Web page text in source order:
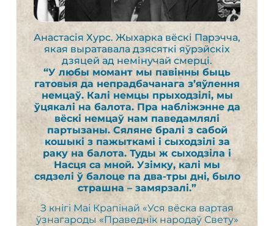
Анастасія Хурс. Жыхарка вёскі Парэчча,
якая выратавала дзясяткі яўрэйскіх
дзяцей ад немінучай смерці.
“У любы момант мы павінны быць
гатовыя да непрадбачанага з’яўлення
немцаў. Калі немцы прыходзілі, мы
ўцякалі на балота. Пра набліжэнне да
вёскі немцаў нам паведамлялі
партызаны. Сяляне бралі з сабой
кошыкі з пажыткамі і сыходзілі за
раку на балота. Туды ж сыходзіла і
Насця са мной. Узімку, калі мы
сядзелі ў балоце па два-тры дні, было
страшна – замярзалі.”
З кнігі Маі Крапінай «Уся вёска вартая
ўзнагароды «Праведнік народаў Свету»